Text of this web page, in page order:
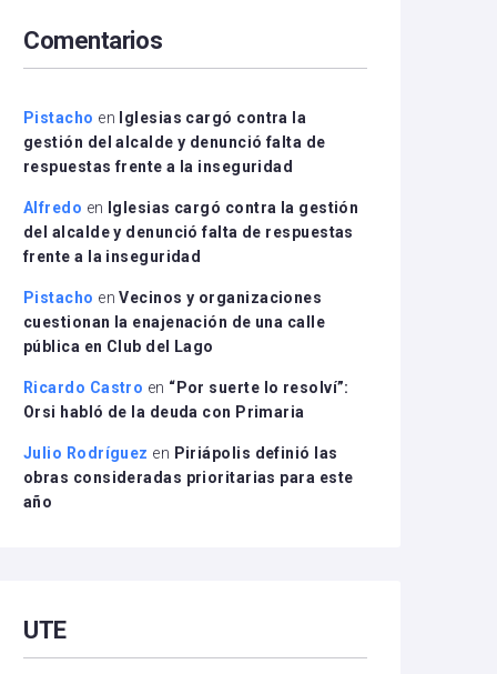
disminuir
el
Comentarios
Pistacho en
Iglesias cargó contra la
gestión del alcalde y denunció falta de
respuestas frente a la inseguridad
Alfredo en
Iglesias cargó contra la gestión
del alcalde y denunció falta de respuestas
frente a la inseguridad
Pistacho enVecinos y organizaciones
cuestionan la enajenación de una calle
pública en Club del Lago
Ricardo Castro en “Por suerte lo resolví”:
Orsi habló de la deuda con Primaria
Julio Rodríguez en Piriápolis definió las
obras consideradas prioritarias para este
año
UTE